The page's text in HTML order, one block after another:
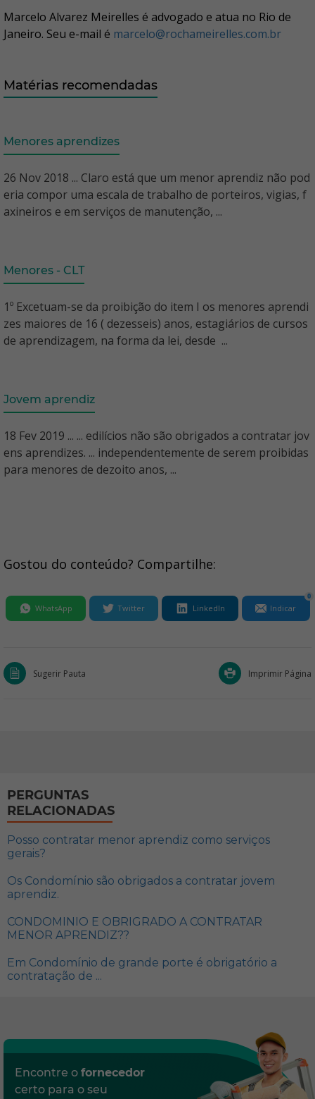
Marcelo Alvarez Meirelles é advogado e atua no Rio de
Janeiro. Seu e-mail é marcelo@rochameirelles.com.br
Matérias recomendadas
Menores aprendizes
26 Nov 2018 ... Claro está que um menor aprendiz não pod
eria compor uma escala de trabalho de porteiros, vigias, f
axineiros e em serviços de manutenção, ...
Menores - CLT
1º Excetuam-se da proibição do item I os menores aprendi
zes maiores de 16 ( dezesseis) anos, estagiários de cursos
de aprendizagem, na forma da lei, desde ...
Jovem aprendiz
18 Fev 2019 ... ... edilícios não são obrigados a contratar jov
ens aprendizes. ... independentemente de serem proibidas
para menores de dezoito anos, ...
Gostou do conteúdo? Compartilhe:
WhatsApp Twitter LinkedIn Indicar
0
Sugerir Pauta Imprimir Página
PERGUNTAS
RELACIONADAS
Posso contratar menor aprendiz como serviços
gerais?
Os Condomínio são obrigados a contratar jovem
aprendiz.
CONDOMINIO E OBRIGRADO A CONTRATAR
MENOR APRENDIZ??
Em Condomínio de grande porte é obrigatório a
contratação de ...
Encontre o fornecedor
certo para o seu